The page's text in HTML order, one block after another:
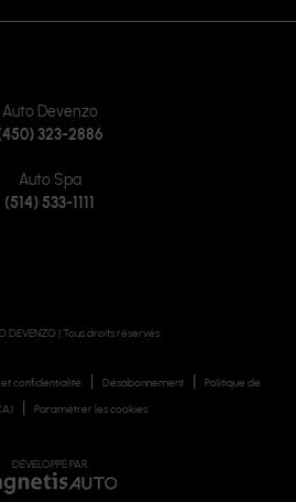
Auto Devenzo
323-2886
Auto Spa
(514) 533-1111
DEVENZO | Tous droits réservés.
confidentialité | Désabonnement|
Politique de
| Paramétrer les cookies
DÉVELOPPÉ PAR